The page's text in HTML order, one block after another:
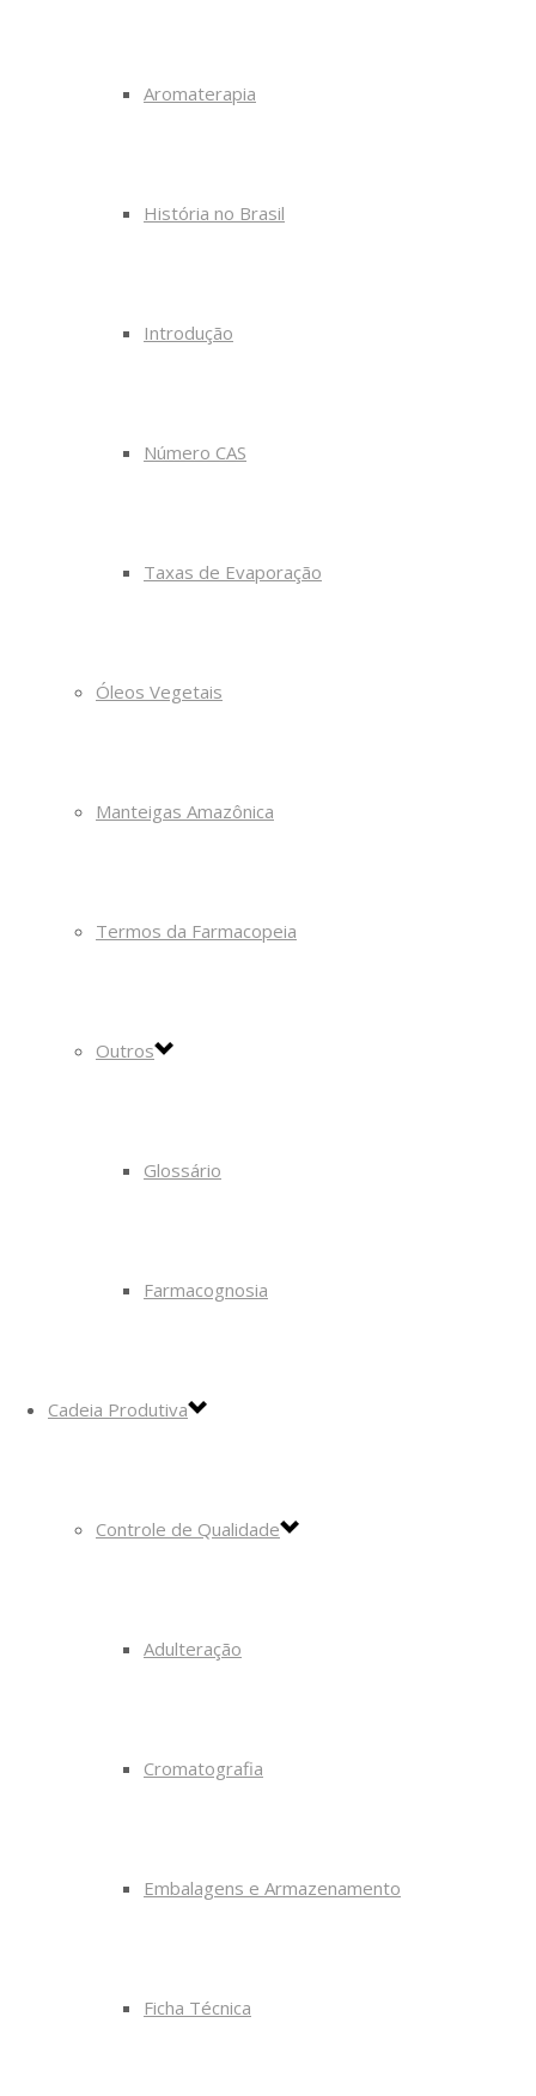
Aromaterapia
História no Brasil
Introdução
Número CAS
Taxas de Evaporação
Óleos Vegetais
Manteigas Amazônica
Termos da Farmacopeia
Outros
Glossário
Farmacognosia
Cadeia Produtiva
Controle de Qualidade
Adulteração
Cromatografia
Embalagens e Armazenamento
Ficha Técnica